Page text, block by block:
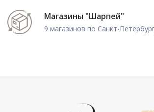
Магазины "Шарпей"
9 магазинов по Санкт-